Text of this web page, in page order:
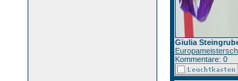
Giulia
Kommentare: 0